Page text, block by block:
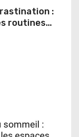
:
routines
mobiles